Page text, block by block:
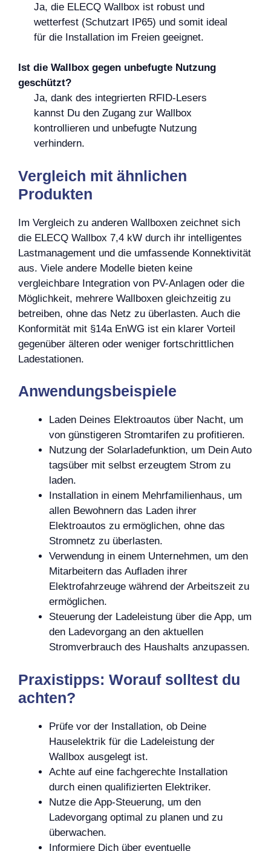
Ja, die ELECQ Wallbox ist robust und
wetterfest (Schutzart IP65) und somit ideal
für die Installation im Freien geeignet.
Ist die Wallbox gegen unbefugte Nutzung
geschützt?
Ja, dank des integrierten RFID-Lesers
kannst Du den Zugang zur Wallbox
kontrollieren und unbefugte Nutzung
verhindern.
Vergleich mit ähnlichen
Produkten
Im Vergleich zu anderen Wallboxen zeichnet sich
die ELECQ Wallbox 7,4 kW durch ihr intelligentes
Lastmanagement und die umfassende Konnektivität
aus. Viele andere Modelle bieten keine
vergleichbare Integration von PV-Anlagen oder die
Möglichkeit, mehrere Wallboxen gleichzeitig zu
betreiben, ohne das Netz zu überlasten. Auch die
Konformität mit §14a EnWG ist ein klarer Vorteil
gegenüber älteren oder weniger fortschrittlichen
Ladestationen.
Anwendungsbeispiele
Laden Deines Elektroautos über Nacht, um
von günstigeren Stromtarifen zu profitieren.
Nutzung der Solarladefunktion, um Dein Auto
tagsüber mit selbst erzeugtem Strom zu
laden.
Installation in einem Mehrfamilienhaus, um
allen Bewohnern das Laden ihrer
Elektroautos zu ermöglichen, ohne das
Stromnetz zu überlasten.
Verwendung in einem Unternehmen, um den
Mitarbeitern das Aufladen ihrer
Elektrofahrzeuge während der Arbeitszeit zu
ermöglichen.
Steuerung der Ladeleistung über die App, um
den Ladevorgang an den aktuellen
Stromverbrauch des Haushalts anzupassen.
Praxistipps: Worauf solltest du
achten?
Prüfe vor der Installation, ob Deine
Hauselektrik für die Ladeleistung der
Wallbox ausgelegt ist.
Achte auf eine fachgerechte Installation
durch einen qualifizierten Elektriker.
Nutze die App-Steuerung, um den
Ladevorgang optimal zu planen und zu
überwachen.
Informiere Dich über eventuelle